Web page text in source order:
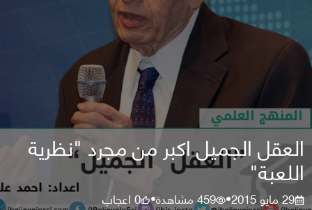
العقل الجميل اكبر من مجرد "نظرية
اللعبة"
29 مايو 2015 •
459مشاهدة•
0اعجاب